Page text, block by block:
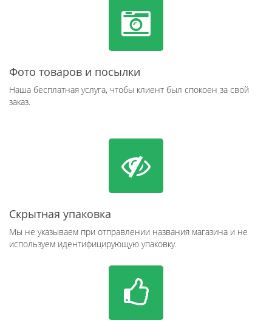
Фото товаров и посылки
Наша бесплатная услуга, чтобы клиент был спокоен за свой
заказ.
Скрытная упаковка
Мы не указываем при отправлении названия магазина и не
используем идентифицирующую упаковку.